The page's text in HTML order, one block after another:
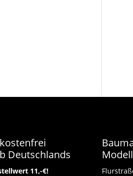
Deutschlands
11,-€!